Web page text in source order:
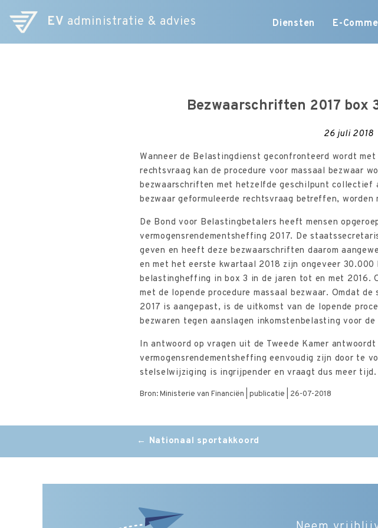
EV administratie & advies
Skip
content
Diensten E-
Bezwaarschriften 2017 box
26 juli 2018
Wanneer de Belastingdienst geconfronteerd wordt
rechtsvraag kan de procedure voor massaal bezwaar
bezwaarschriften met hetzelfde geschilpunt collectief
bezwaar geformuleerde rechtsvraag betreffen,
De Bond voor Belastingbetalers heeft mensen
vermogensrendementsheffing 2017. De
geven en heeft deze bezwaarschriften daarom
en met het eerste kwartaal 2018 zijn ongeveer
belastingheffing in box 3 in de jaren tot en met 2016.
met de lopende procedure massaal bezwaar. Omdat
2017 is aangepast, is de uitkomst van de lopende
bezwaren tegen aanslagen inkomstenbelasting voor
In antwoord op vragen uit de Tweede Kamer
vermogensrendementsheffing eenvoudig zijn door te
stelselwijziging is ingrijpender en vraagt dus meer tijd.
Bron: Ministerie van Financiën | publicatie | 26-07-2018
navigation
← Nationaal sportakkoord